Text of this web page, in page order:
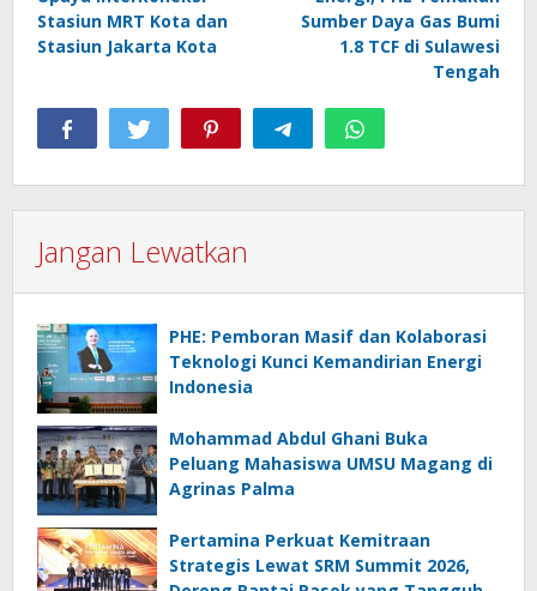
Stasiun MRT Kota dan
Stasiun Jakarta Kota
Sumber Daya Gas Bumi
1.8 TCF di Sulawesi
Tengah
Jangan Lewatkan
PHE: Pemboran Masif dan Kolaborasi
Teknologi Kunci Kemandirian Energi
Indonesia
Mohammad Abdul Ghani Buka
Peluang Mahasiswa UMSU Magang di
Agrinas Palma
Pertamina Perkuat Kemitraan
Strategis Lewat SRM Summit 2026,